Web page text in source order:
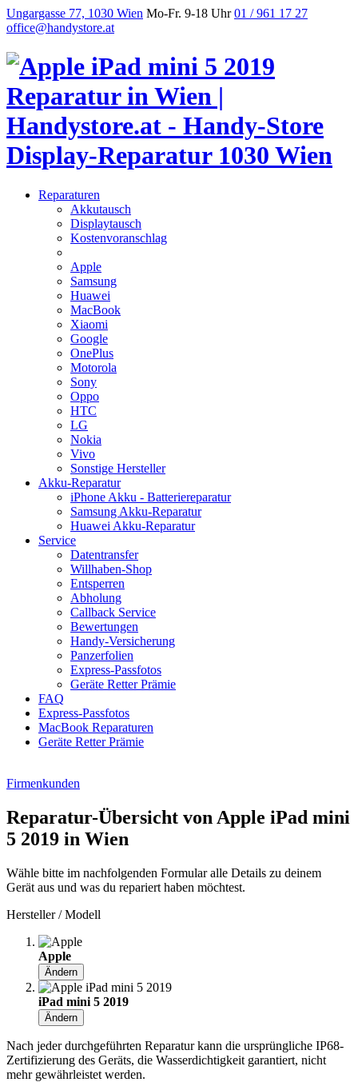
Ungargasse 77, 1030 Wien Mo-Fr. 9-18 Uhr 01 / 961 17 27
office@handystore.at
Reparaturen
Akkutausch
Displaytausch
Kostenvoranschlag
Apple
Samsung
Huawei
MacBook
Xiaomi
Google
OnePlus
Motorola
Sony
Oppo
HTC
LG
Nokia
Vivo
Sonstige Hersteller
Akku-Reparatur
iPhone Akku - Batteriereparatur
Samsung Akku-Reparatur
Huawei Akku-Reparatur
Service
Datentransfer
Willhaben-Shop
Entsperren
Abholung
Callback Service
Bewertungen
Handy-Versicherung
Panzerfolien
Express-Passfotos
Geräte Retter Prämie
FAQ
Express-Passfotos
MacBook Reparaturen
Geräte Retter Prämie
Firmenkunden
Reparatur-Übersicht von Apple iPad mini
5 2019 in Wien
Wähle bitte im nachfolgenden Formular alle Details zu deinem
Gerät aus und was du repariert haben möchtest.
Hersteller / Modell
Apple
Ändern
iPad mini 5 2019
Ändern
Nach jeder durchgeführten Reparatur kann die ursprüngliche IP68-
Zertifizierung des Geräts, die Wasserdichtigkeit garantiert, nicht
mehr gewährleistet werden.